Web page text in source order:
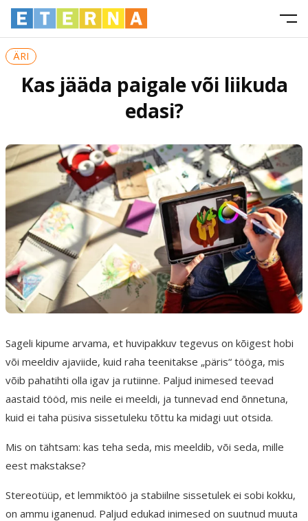
ÄRI
Kas jääda paigale või liikuda
edasi?
Sageli kipume arvama, et huvipakkuv tegevus on kõigest hobi
või meeldiv ajaviide, kuid raha teenitakse „päris“ tööga, mis
võib pahatihti olla igav ja rutiinne. Paljud inimesed teevad
aastaid tööd, mis neile ei meeldi, ja tunnevad end õnnetuna,
kuid ei taha püsiva sissetuleku tõttu ka midagi uut otsida.
Mis on tähtsam: kas teha seda, mis meeldib, või seda, mille
eest makstakse?
Stereotüüp, et lemmiktöö ja stabiilne sissetulek ei sobi kokku,
on ammu iganenud. Paljud edukad inimesed on suutnud muuta